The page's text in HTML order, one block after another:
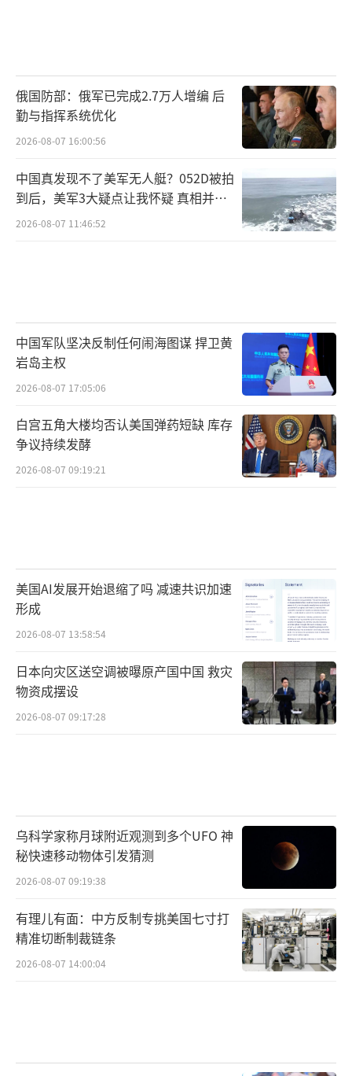
俄国防部：俄军已完成2.7万人增编 后
勤与指挥系统优化
2026-08-07 16:00:56
中国真发现不了美军无人艇？052D被拍
到后，美军3大疑点让我怀疑 真相并非
如此
2026-08-07 11:46:52
中国军队坚决反制任何闹海图谋 捍卫黄
岩岛主权
2026-08-07 17:05:06
白宫五角大楼均否认美国弹药短缺 库存
争议持续发酵
2026-08-07 09:19:21
美国AI发展开始退缩了吗 减速共识加速
形成
2026-08-07 13:58:54
日本向灾区送空调被曝原产国中国 救灾
物资成摆设
2026-08-07 09:17:28
乌科学家称月球附近观测到多个UFO 神
秘快速移动物体引发猜测
2026-08-07 09:19:38
有理儿有面：中方反制专挑美国七寸打
精准切断制裁链条
2026-08-07 14:00:04